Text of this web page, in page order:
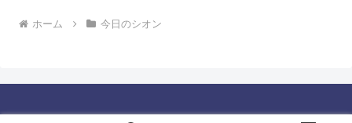
ホーム 今日のシオン